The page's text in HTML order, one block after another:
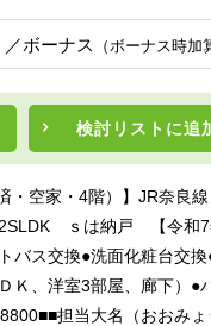
ボーナス （ボーナス時加
検討リスト に追
・空家・4階）】JR奈良
ｓは納戸 【令和7
バス交換●洗面化粧台交
Ｋ、洋室3部屋、廊下）
担当大名（おおみ